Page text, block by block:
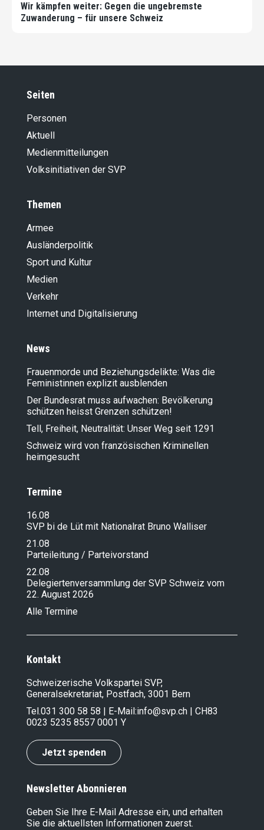
Wir kämpfen weiter: Gegen die ungebremste
Zuwanderung – für unsere Schweiz
Seiten
Personen
Aktuell
Medienmitteilungen
Volksinitiativen der SVP
Themen
Armee
Ausländer­politik
Sport und Kultur
Medien
Verkehr
Internet und Digitalisierung
News
Frauenmorde und Beziehungsdelikte: Was die
Feministinnen explizit ausblenden
Der Bundesrat muss aufwachen: Bevölkerung
schützen heisst Grenzen schützen!
Tell, Freiheit, Neutralität: Unser Weg seit 1291
Schweiz wird von französischen Kriminellen
heimgesucht
Termine
16.08
SVP bi de Lüt mit Nationalrat Bruno Walliser
21.08
Parteileitung / Parteivorstand
22.08
Delegiertenversammlung der SVP Schweiz vom
22. August 2026
Alle Termine
Kontakt
Schweizerische Volkspartei SVP,
Generalsekretariat, Postfach, 3001 Bern
Tel.031 300 58 58 | E-Mail:info@svp.ch | CH83
0023 5235 8557 0001 Y
Jetzt spenden
Newsletter Abonnieren
Geben Sie Ihre E-Mail Adresse ein, und erhalten
Sie die aktuellsten Informationen zuerst.